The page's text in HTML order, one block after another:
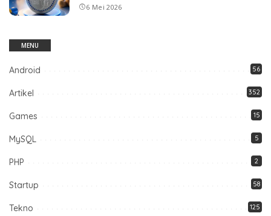
6 Mei 2026
MENU
Android 56
Artikel 352
Games 15
MySQL 5
PHP 2
Startup 58
Tekno 125